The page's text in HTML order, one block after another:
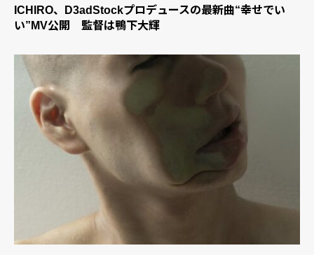
ICHIRO、D3adStockプロデュースの最新曲“幸せでい
い”MV公開 監督は鴨下大輝